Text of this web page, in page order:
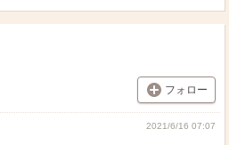
フォロー
2021/6/16 07:07